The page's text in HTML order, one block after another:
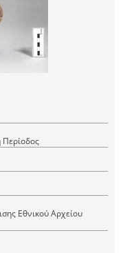
Εθνικού Αρχείου